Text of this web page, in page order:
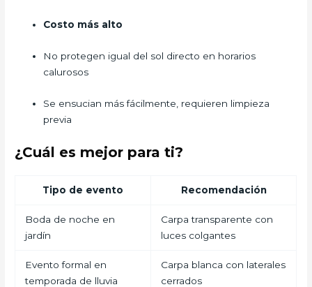
Costo más alto
No protegen igual del sol directo en horarios
calurosos
Se ensucian más fácilmente, requieren limpieza
previa
¿Cuál es mejor para ti?
Tipo de evento Recomendación
Boda de noche en
jardín
Carpa transparente con
luces colgantes
Evento formal en
temporada de lluvia
Carpa blanca con laterales
cerrados